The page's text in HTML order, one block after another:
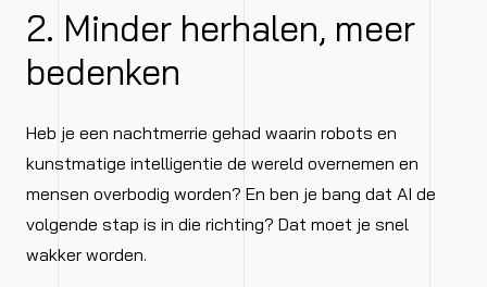
2. Minder herhalen, meer
bedenken
Heb je een nachtmerrie gehad waarin robots en
kunstmatige intelligentie de wereld overnemen en
mensen overbodig worden? En ben je bang dat AI de
volgende stap is in die richting? Dat moet je snel
wakker worden.